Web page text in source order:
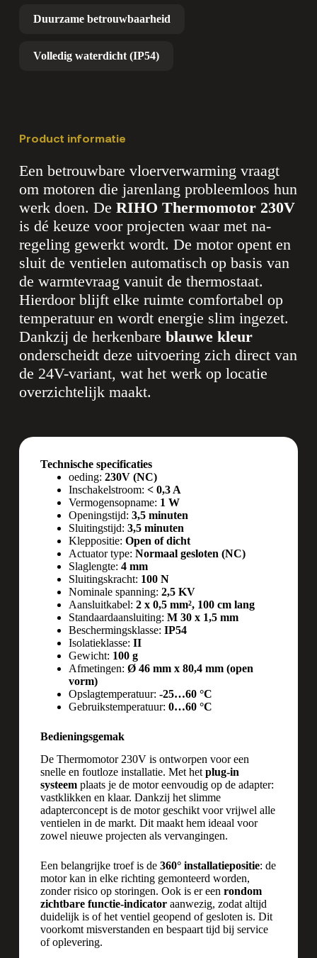
Duurzame betrouwbaarheid
Volledig waterdicht (IP54)
Product informatie
Een betrouwbare vloerverwarming vraagt
om motoren die jarenlang probleemloos hun
werk doen. De RIHO Thermomotor 230V
is dé keuze voor projecten waar met na-
regeling gewerkt wordt. De motor opent en
sluit de ventielen automatisch op basis van
de warmtevraag vanuit de thermostaat.
Hierdoor blijft elke ruimte comfortabel op
temperatuur en wordt energie slim ingezet.
Dankzij de herkenbare blauwe kleur
onderscheidt deze uitvoering zich direct van
de 24V-variant, wat het werk op locatie
overzichtelijk maakt.
Technische specificaties
oeding: 230V (NC)
Inschakelstroom: < 0,3 A
Vermogensopname: 1 W
Openingstijd: 3,5 minuten
Sluitingstijd: 3,5 minuten
Kleppositie: Open of dicht
Actuator type: Normaal gesloten (NC)
Slaglengte: 4 mm
Sluitingskracht: 100 N
Nominale spanning: 2,5 KV
Aansluitkabel: 2 x 0,5 mm², 100 cm lang
Standaardaansluiting: M 30 x 1,5 mm
Beschermingsklasse: IP54
Isolatieklasse: II
Gewicht: 100 g
Afmetingen: Ø 46 mm x 80,4 mm (open
vorm)
Opslagtemperatuur: -25…60 °C
Gebruikstemperatuur: 0…60 °C
Bedieningsgemak
De Thermomotor 230V is ontworpen voor een
snelle en foutloze installatie. Met het plug-in
systeemplaats je de motor eenvoudig op de adapter:
vastklikken en klaar. Dankzij het slimme
adapterconcept is de motor geschikt voor vrijwel alle
ventielen in de markt. Dit maakt hem ideaal voor
zowel nieuwe projecten als vervangingen.
Een belangrijke troef is de 360° installatiepositie: de
motor kan in elke richting gemonteerd worden,
zonder risico op storingen. Ook is er een rondom
zichtbare functie-indicatoraanwezig, zodat altijd
duidelijk is of het ventiel geopend of gesloten is. Dit
voorkomt misverstanden en bespaart tijd bij service
of oplevering.